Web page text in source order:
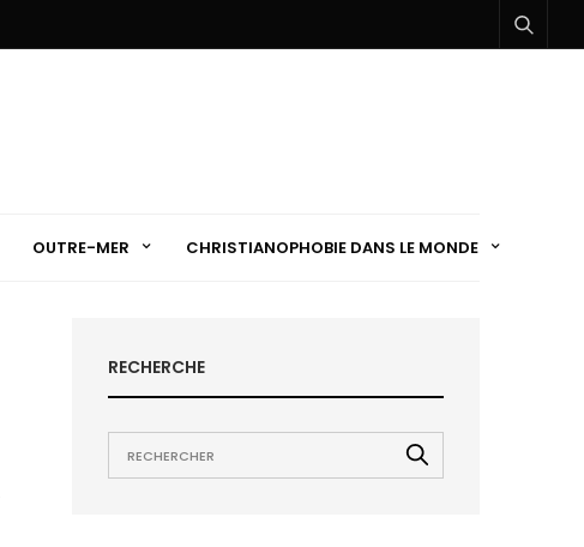
OUTRE-MER CHRISTIANOPHOBIE DANS LE MONDE
RECHERCHE